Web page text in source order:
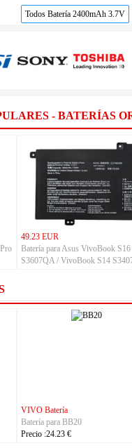
Todos Batería 2400mAh 3.7V
- BATERÍAS
49.23 EUR
Batería para Asus VivoBook S16
S3607QA / VivoBook S14
VIVO Batería
Batería para BA67
Precio :24.23 €